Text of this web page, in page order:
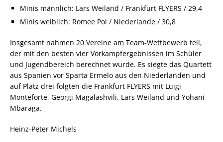
Minis männlich: Lars Weiland / Frankfurt FLYERS / 29,4
Minis weiblich: Romee Pol / Niederlande / 30,8
Insgesamt nahmen 20 Vereine am Team-Wettbewerb teil,
der mit den besten vier Vorkampfergebnissen im Schüler
und Jugendbereich berechnet wurde. Es siegte das Quartett
aus Spanien vor Sparta Ermelo aus den Niederlanden und
auf Platz drei folgten die Frankfurt FLYERS mit Luigi
Monteforte, Georgi Magalashvili, Lars Weiland und Yohani
Mbaraga.
Heinz-Peter Michels